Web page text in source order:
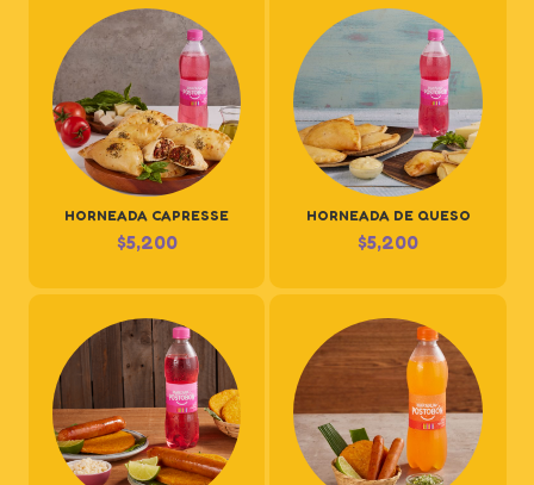
HORNEADA CAPRESSE
$5,200
HORNEADA DE QUESO
$5,200